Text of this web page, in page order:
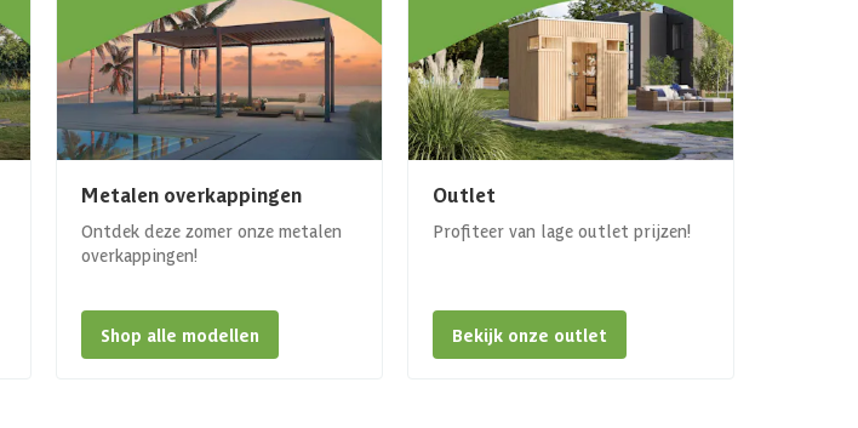
Metalen overkappingen
Ontdek deze zomer onze metalen
overkappingen!
Shop alle modellen
Outlet
Profiteer van lage outlet prijzen!
Bekijk onze outlet